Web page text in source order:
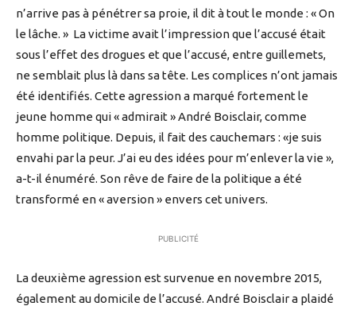
n’arrive pas à pénétrer sa proie, il dit à tout le monde : « On
le lâche. » La victime avait l’impression que l’accusé était
sous l’effet des drogues et que l’accusé, entre guillemets,
ne semblait plus là dans sa tête. Les complices n’ont jamais
été identifiés. Cette agression a marqué fortement le
jeune homme qui « admirait » André Boisclair, comme
homme politique. Depuis, il fait des cauchemars : «je suis
envahi par la peur. J’ai eu des idées pour m’enlever la vie »,
a-t-il énuméré. Son rêve de faire de la politique a été
transformé en « aversion » envers cet univers.
PUBLICITÉ
La deuxième agression est survenue en novembre 2015,
également au domicile de l’accusé. André Boisclair a plaidé